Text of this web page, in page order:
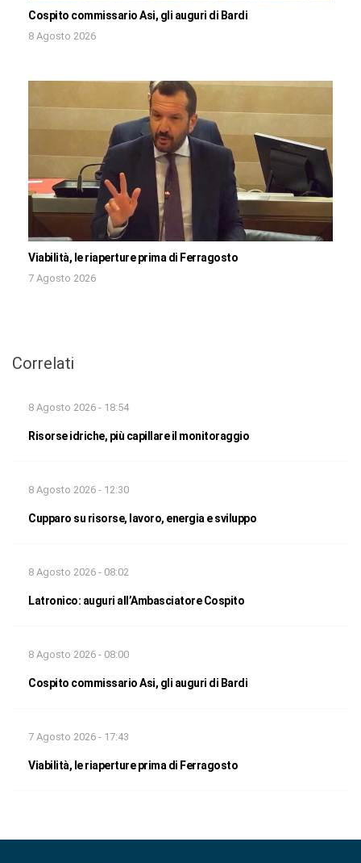
Cospito commissario Asi, gli auguri di Bardi
8 Agosto 2026
Viabilità, le riaperture prima di Ferragosto
7 Agosto 2026
Correlati
8 Agosto 2026 - 18:54
Risorse idriche, più capillare il monitoraggio
8 Agosto 2026 - 12:30
Cupparo su risorse, lavoro, energia e sviluppo
8 Agosto 2026 - 08:02
Latronico: auguri all’Ambasciatore Cospito
8 Agosto 2026 - 08:00
Cospito commissario Asi, gli auguri di Bardi
7 Agosto 2026 - 17:43
Viabilità, le riaperture prima di Ferragosto